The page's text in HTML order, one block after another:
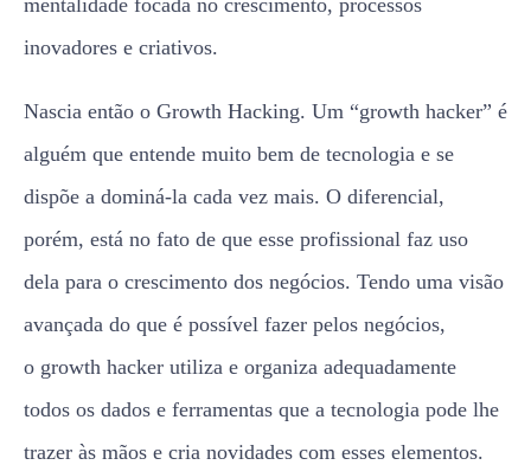
inovadores e criativos.
Nascia então o Growth Hacking. Um “growth hacker” é
alguém que entende muito bem de tecnologia e se
dispõe a dominá-la cada vez mais. O diferencial,
porém, está no fato de que esse profissional faz uso
dela para o crescimento dos negócios. Tendo uma visão
avançada do que é possível fazer pelos negócios,
o growth hacker utiliza e organiza adequadamente
todos os dados e ferramentas que a tecnologia pode lhe
trazer às mãos e cria novidades com esses elementos.